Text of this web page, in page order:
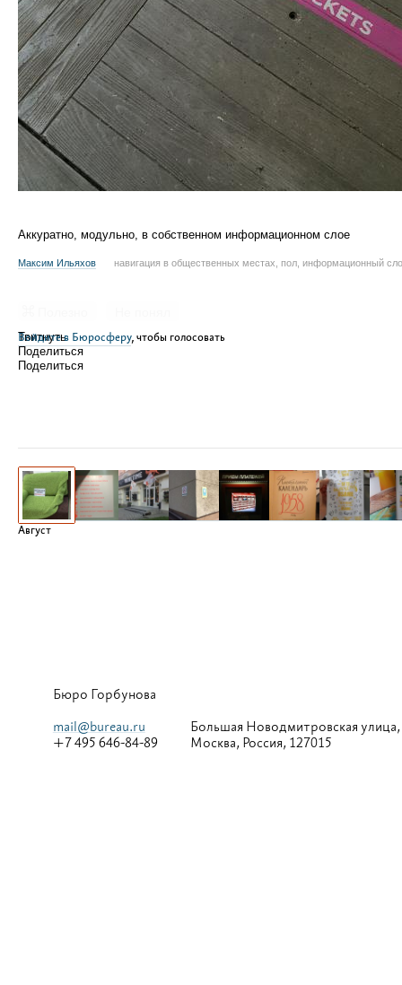
Аккуратно, модульно, в собственном информационном слое
Максим Ильяхов навигация в общественных местах, пол, информационный
Войдите в Бюросферу, чтобы голосовать
Твитнуть
Поделиться
Поделиться
Август
Бюро Горбунова
mail@bureau.ru
+7 495 646-84-89
Большая Новодмитровская улица,
Москва, Россия, 127015